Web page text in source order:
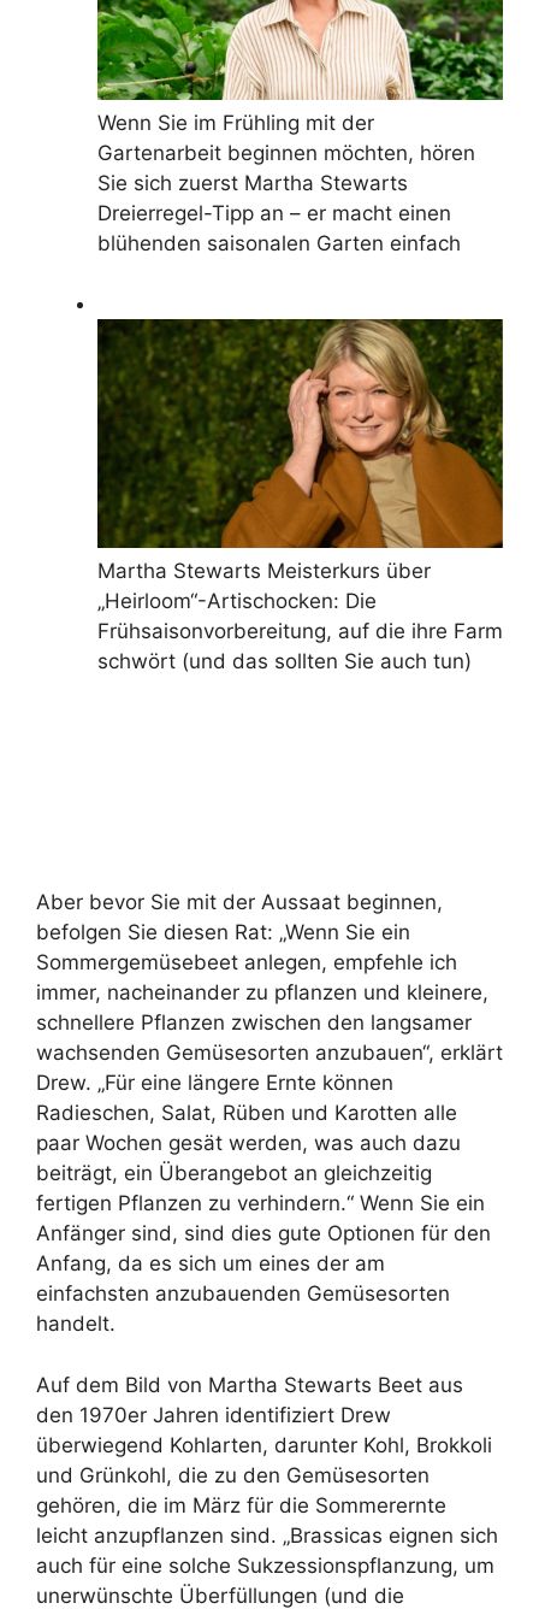
Wenn Sie im Frühling mit der
Gartenarbeit beginnen möchten, hören
Sie sich zuerst Martha Stewarts
Dreierregel-Tipp an – er macht einen
blühenden saisonalen Garten einfach
Martha Stewarts Meisterkurs über
„Heirloom“-Artischocken: Die
Frühsaisonvorbereitung, auf die ihre Farm
schwört (und das sollten Sie auch tun)
Aber bevor Sie mit der Aussaat beginnen,
befolgen Sie diesen Rat: „Wenn Sie ein
Sommergemüsebeet anlegen, empfehle ich
immer, nacheinander zu pflanzen und kleinere,
schnellere Pflanzen zwischen den langsamer
wachsenden Gemüsesorten anzubauen“, erklärt
Drew. „Für eine längere Ernte können
Radieschen, Salat, Rüben und Karotten alle
paar Wochen gesät werden, was auch dazu
beiträgt, ein Überangebot an gleichzeitig
fertigen Pflanzen zu verhindern.“ Wenn Sie ein
Anfänger sind, sind dies gute Optionen für den
Anfang, da es sich um eines der am
einfachsten anzubauenden Gemüsesorten
handelt.
Auf dem Bild von Martha Stewarts Beet aus
den 1970er Jahren identifiziert Drew
überwiegend Kohlarten, darunter Kohl, Brokkoli
und Grünkohl, die zu den Gemüsesorten
gehören, die im März für die Sommerernte
leicht anzupflanzen sind. „Brassicas eignen sich
auch für eine solche Sukzessionspflanzung, um
unerwünschte Überfüllungen (und die